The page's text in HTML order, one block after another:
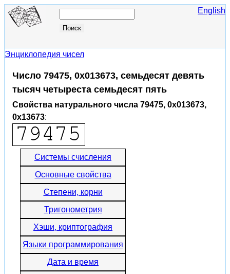
English
Энциклопедия чисел
Число 79475, 0x013673, семьдесят девять
тысяч четыреста семьдесят пять
Свойства натурального числа 79475, 0x013673,
0x13673:
Системы счисления
Основные свойства
Степени, корни
Тригонометрия
Хэши, криптография
Языки программирования
Дата и время